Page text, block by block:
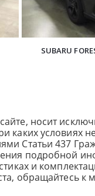
SUBARU
носит
каких условиях
Статьи 437
подробной
и
обращайтесь к